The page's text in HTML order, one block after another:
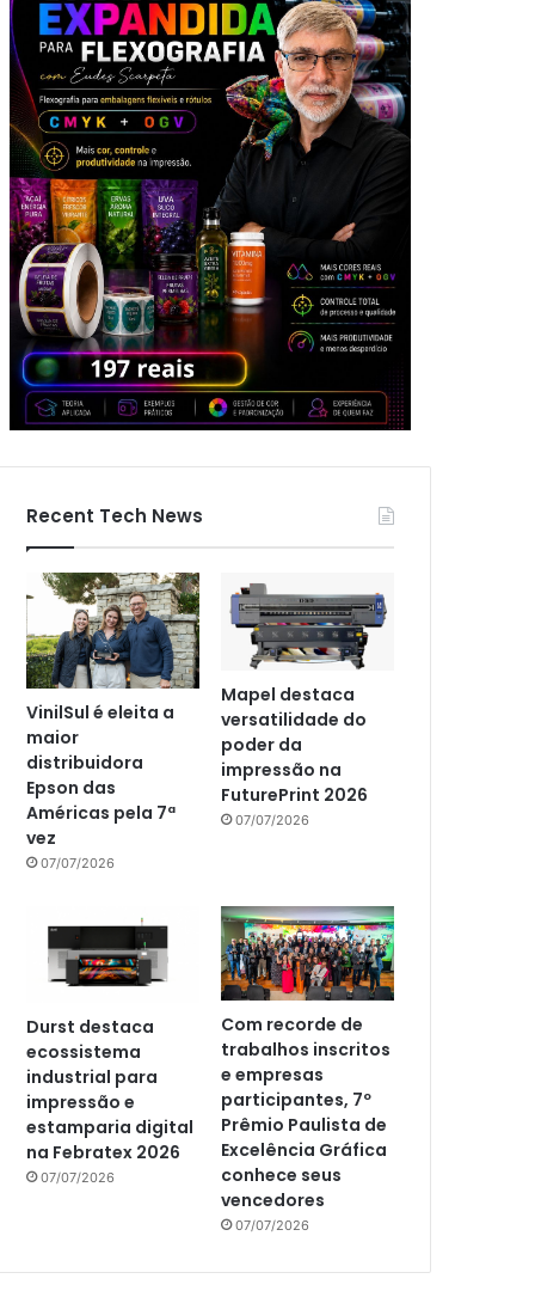
Recent Tech News
VinilSul é eleita a
maior
distribuidora
Epson das
Américas pela 7ª
vez
07/07/2026
Mapel destaca
versatilidade do
poder da
impressão na
FuturePrint 2026
07/07/2026
Durst destaca
ecossistema
industrial para
impressão e
estamparia digital
na Febratex 2026
07/07/2026
Com recorde de
trabalhos inscritos
e empresas
participantes, 7º
Prêmio Paulista de
Excelência Gráfica
conhece seus
vencedores
07/07/2026